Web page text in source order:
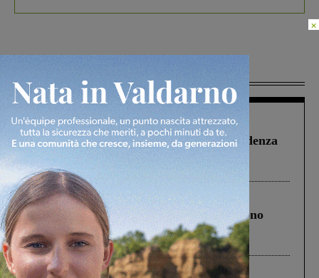
Più lette
Figline Incisa Valdarno 1 Agosto 2026
Piscina di Figline finanziata oltre la scadenza
Pnrr, il gruppo di Fratelli d’Italia: “Un
ringraziamento al Governo”
Cronaca 4 Agosto 2026
Un anno fa la strage in A1 in cui morirono
Gianni, Giulia e Franco. Lo schianto, il
processo, lo stop ai sorpassi fra tir....
Cronaca 3 Agosto 2026
×